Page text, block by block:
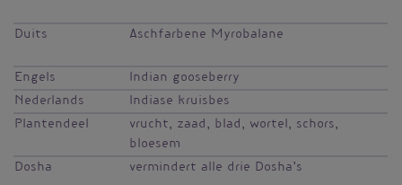
Duits Aschfarbene Myrobalane
Engels
Indian gooseberry
Nederlands
Indiase kruisbes
Plantendeel
vrucht, zaad, blad, wortel, schors,
bloesem
Dosha
vermindert alle drie Dosha’s